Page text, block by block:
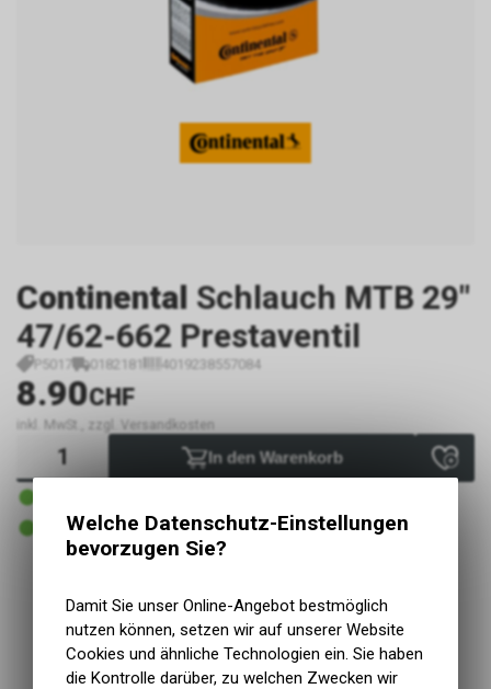
Continental Schlauch MTB 29"
47/62-662 Prestaventil
P5017 0182181 4019238557084
8.90CHF
inkl. MwSt., zzgl. Versandkosten
In den Warenkorb
1 - 3 Tage lieferbar
Abholung VELOIN Zweirad-Werkstatt
Einsatzbereich MTB
Grösse/Abm.28/29"
VentilartPresta
ZusatztextMTB
Welche Datenschutz-Einstellungen
bevorzugen Sie?
Damit Sie unser Online-Angebot bestmöglich
nutzen können, setzen wir auf unserer Website
Cookies und ähnliche Technologien ein. Sie haben
die Kontrolle darüber, zu welchen Zwecken wir